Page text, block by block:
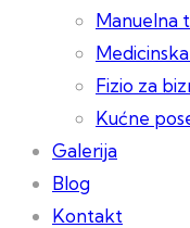
Manuelna
Fizio za
Kućne
Galerija
Blog
Kontakt